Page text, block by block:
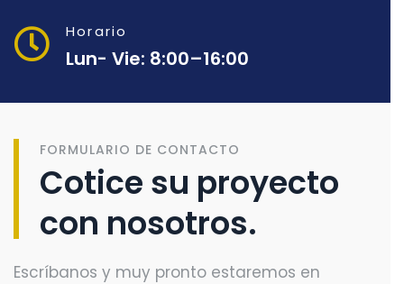
Horario
Lun- Vie: 8:00–16:00
FORMULARIO DE CONTACTO
Cotice su proyecto
con nosotros.
Escríbanos y muy pronto estaremos en